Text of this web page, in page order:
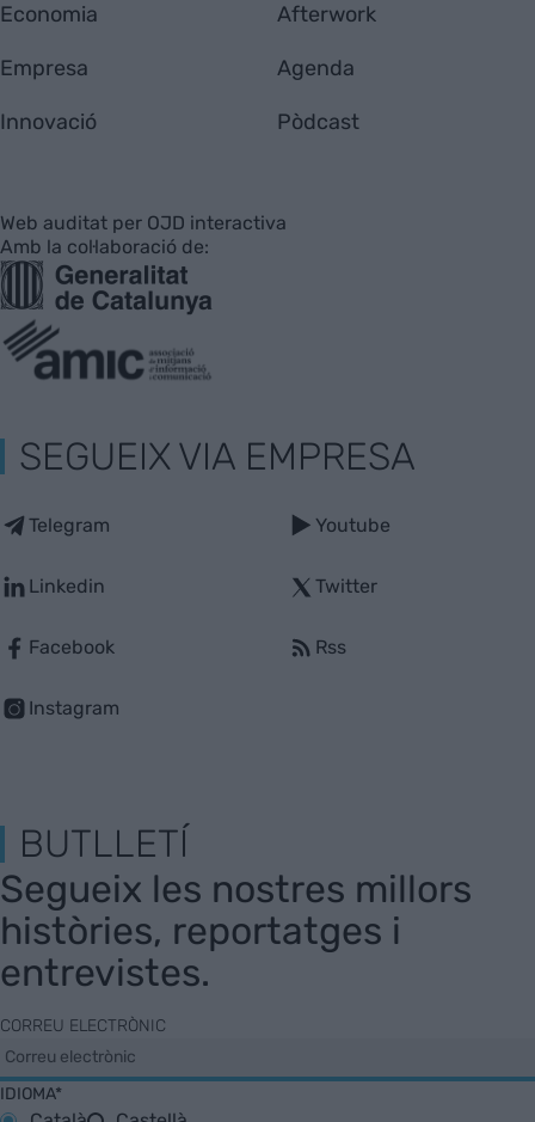
Economia
Empresa
Innovació
Afterwork
Agenda
Pòdcast
Web auditat per OJD interactiva
Amb la col·laboració de:
SEGUEIX VIA EMPRESA
Telegram
Linkedin
Facebook
Instagram
Youtube
Twitter
Rss
BUTLLETÍ
Segueix les nostres millors
històries, reportatges i
entrevistes.
CORREU ELECTRÒNIC
IDIOMA*